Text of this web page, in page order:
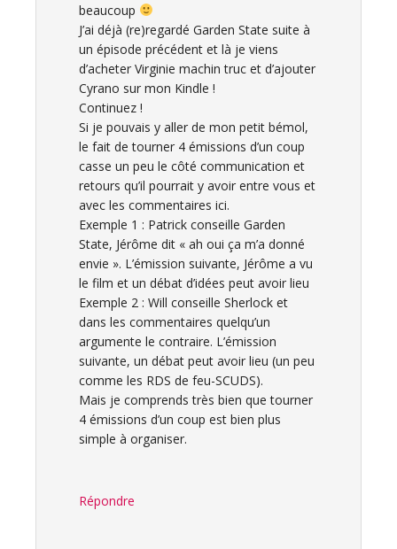
beaucoup
J’ai déjà (re)regardé Garden State suite à
un épisode précédent et là je viens
d’acheter Virginie machin truc et d’ajouter
Cyrano sur mon Kindle !
Continuez !
Si je pouvais y aller de mon petit bémol,
le fait de tourner 4 émissions d’un coup
casse un peu le côté communication et
retours qu’il pourrait y avoir entre vous et
avec les commentaires ici.
Exemple 1 : Patrick conseille Garden
State, Jérôme dit « ah oui ça m’a donné
envie ». L’émission suivante, Jérôme a vu
le film et un débat d’idées peut avoir lieu
Exemple 2 : Will conseille Sherlock et
dans les commentaires quelqu’un
argumente le contraire. L’émission
suivante, un débat peut avoir lieu (un peu
comme les RDS de feu-SCUDS).
Mais je comprends très bien que tourner
4 émissions d’un coup est bien plus
simple à organiser.
Répondre